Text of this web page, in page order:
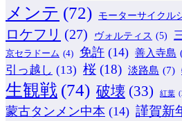
メンテ (72) モーターサイクル
ロケフリ (27) ヴォルティス (5)
京セラドーム (4) 免許 (14) 善入寺島
引っ越し (13) 桜 (18) 淡路島 (7)
生観戦 (74) 破壊 (33) 紅葉
蒙古タンメン中本 (14) 謹賀新